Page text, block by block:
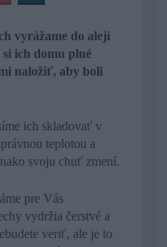
vyrážame do alejí
si ich domu plné
naložiť, aby boli
ich skladovať v
teplotou a
svoju chuť zmení.
pre Vás
vydržia čerstvé a
veriť, ale je to